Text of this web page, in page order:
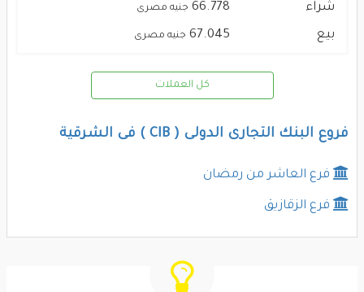
شراء 66.778 جنيه مصرى
بيع 67.045 جنيه مصرى
كل العملات
فروع البنك التجارى الدولى ( CIB ) فى الشرقية
فرع العاشر من رمضان
فرع الزقازيق